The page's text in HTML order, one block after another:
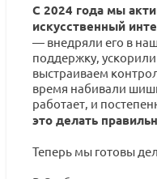
С 2024 года мы
искусственный
— внедряли его в
поддержку,
выстраиваем
время набивали
работает, и
это делать
Теперь мы готовы